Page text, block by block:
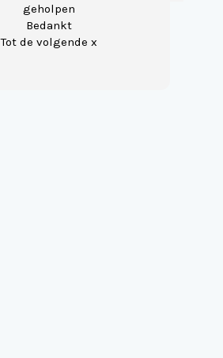
geholpen
Bedankt
Tot de volgende x